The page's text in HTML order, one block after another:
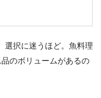
選択に迷うほど。魚料理
のボリュームがあるの